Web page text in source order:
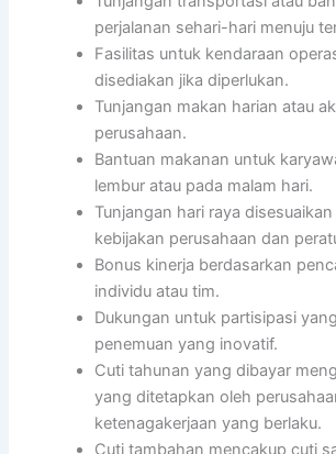
perjalanan sehari-hari menuju
Fasilitas untuk kendaraan
disediakan jika diperlukan.
Tunjangan makan harian atau
perusahaan.
Bantuan makanan untuk
lembur atau pada malam hari.
Tunjangan hari raya
kebijakan perusahaan dan
Bonus kinerja berdasarkan
individu atau tim.
Dukungan untuk partisipasi
penemuan yang inovatif.
Cuti tahunan yang dibayar
yang ditetapkan oleh
ketenagakerjaan yang berlaku.
Cuti tambahan mencakup cuti